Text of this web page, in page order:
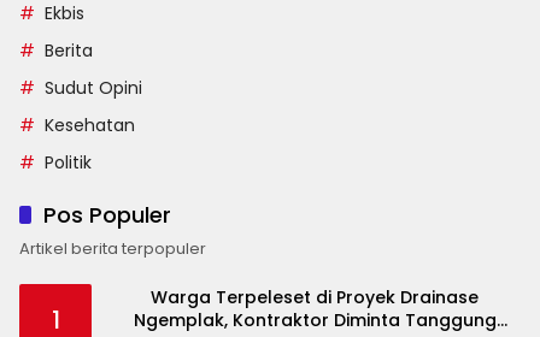
Ekbis
Berita
Sudut Opini
Kesehatan
Politik
Pos Populer
Artikel berita terpopuler
1
Warga Terpeleset di Proyek Drainase
Ngemplak, Kontraktor Diminta Tanggung